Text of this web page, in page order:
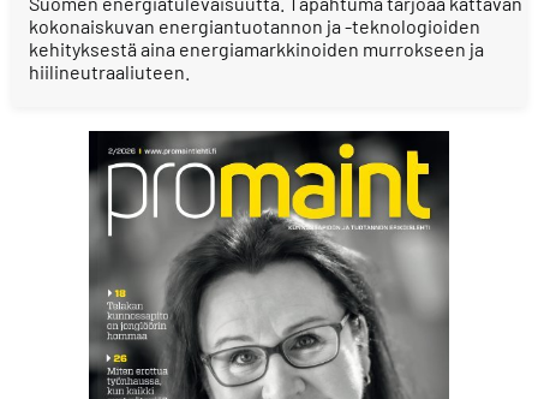
kokonaiskuvan energiantuotannon ja -teknologioiden
kehityksestä aina energiamarkkinoiden murrokseen ja
hiilineutraaliuteen.